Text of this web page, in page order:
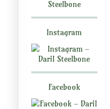
Instagram
Facebook